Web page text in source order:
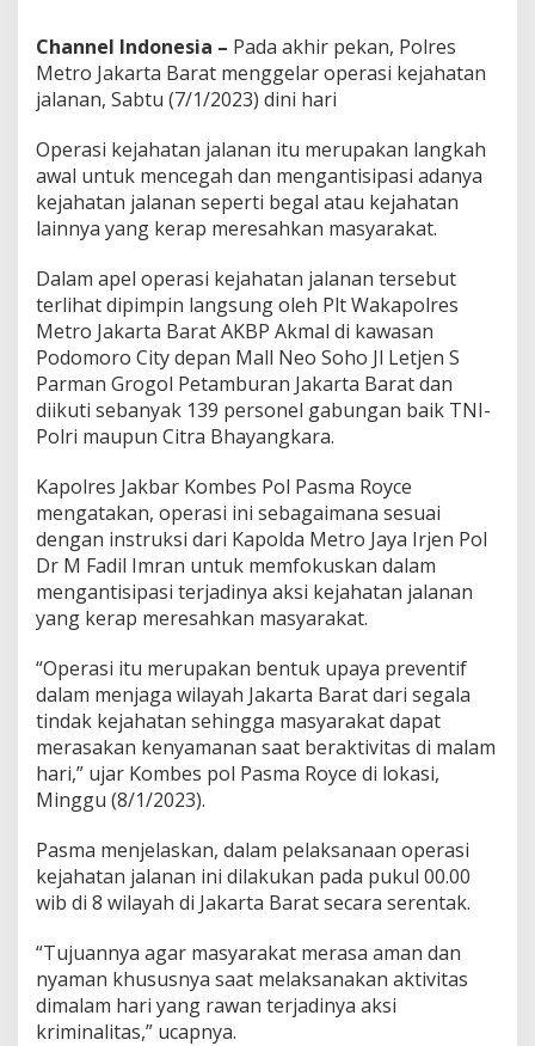
k
h
i
P
e
k
a
n
C
e
g
a
h
B
e
g
a
Channel Indonesia – Pada akhir pekan, Polres
Metro Jakarta Barat menggelar operasi kejahatan
jalanan, Sabtu (7/1/2023) dini hari
Operasi kejahatan jalanan itu merupakan langkah
awal untuk mencegah dan mengantisipasi adanya
kejahatan jalanan seperti begal atau kejahatan
lainnya yang kerap meresahkan masyarakat.
Dalam apel operasi kejahatan jalanan tersebut
terlihat dipimpin langsung oleh Plt Wakapolres
Metro Jakarta Barat AKBP Akmal di kawasan
Podomoro City depan Mall Neo Soho Jl Letjen S
Parman Grogol Petamburan Jakarta Barat dan
diikuti sebanyak 139 personel gabungan baik TNI-
Polri maupun Citra Bhayangkara.
Kapolres Jakbar Kombes Pol Pasma Royce
mengatakan, operasi ini sebagaimana sesuai
dengan instruksi dari Kapolda Metro Jaya Irjen Pol
Dr M Fadil Imran untuk memfokuskan dalam
mengantisipasi terjadinya aksi kejahatan jalanan
yang kerap meresahkan masyarakat.
“Operasi itu merupakan bentuk upaya preventif
dalam menjaga wilayah Jakarta Barat dari segala
tindak kejahatan sehingga masyarakat dapat
merasakan kenyamanan saat beraktivitas di malam
hari,” ujar Kombes pol Pasma Royce di lokasi,
Minggu (8/1/2023).
Pasma menjelaskan, dalam pelaksanaan operasi
kejahatan jalanan ini dilakukan pada pukul 00.00
wib di 8 wilayah di Jakarta Barat secara serentak.
“Tujuannya agar masyarakat merasa aman dan
nyaman khususnya saat melaksanakan aktivitas
dimalam hari yang rawan terjadinya aksi
kriminalitas,” ucapnya.